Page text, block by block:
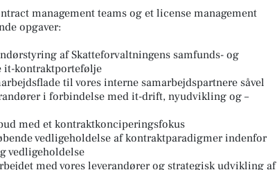
management teams og et license management
opgaver:
af Skatteforvaltningens samfunds- og
kontraktportefølje
til vores interne samarbejdspartnere såvel
i forbindelse med it-drift, nyudvikling og –
med et kontraktkonciperingsfokus
vedligeholdelse af kontraktparadigmer indenfor
vedligeholdelse
med vores leverandører og strategisk udvikling af